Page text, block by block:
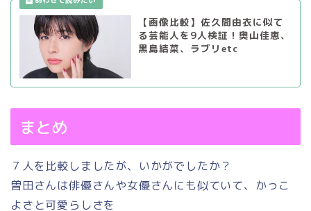
【画像比較】佐久間由衣に似て
る芸能人を9人検証！奥山佳恵、
黒島結菜、ラブリetc
まとめ
７人を比較しましたが、いかがでしたか？
曽田さんは俳優さんや女優さんにも似ていて、かっこ
よさと可愛らしさを